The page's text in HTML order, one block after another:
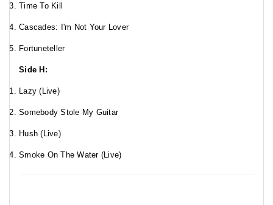
Time To Kill
Cascades: I'm Not Your Lover
Fortuneteller
Side H:
Lazy (Live)
Somebody Stole My Guitar
Hush (Live)
Smoke On The Water (Live)